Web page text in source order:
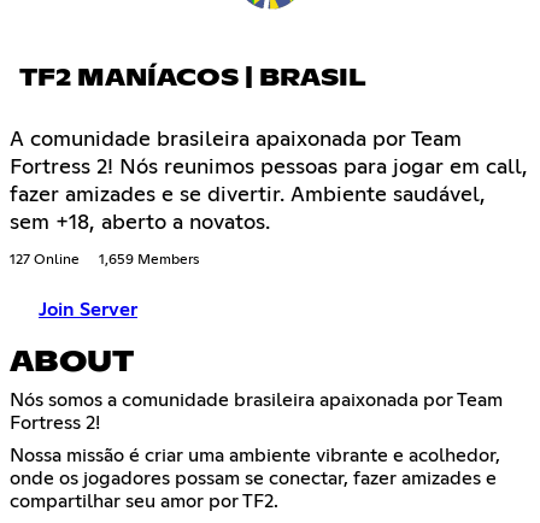
TF2 MANÍACOS | BRASIL
A comunidade brasileira apaixonada por Team
Fortress 2! Nós reunimos pessoas para jogar em call,
fazer amizades e se divertir. Ambiente saudável,
sem +18, aberto a novatos.
127 Online 1,659 Members
Join Server
ABOUT
Nós somos a comunidade brasileira apaixonada por Team
Fortress 2!
Nossa missão é criar uma ambiente vibrante e acolhedor,
onde os jogadores possam se conectar, fazer amizades e
compartilhar seu amor por TF2.